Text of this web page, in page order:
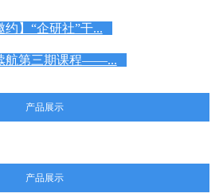
约】“企研社”干...
航第三期课程——...
产品展示
产品展示